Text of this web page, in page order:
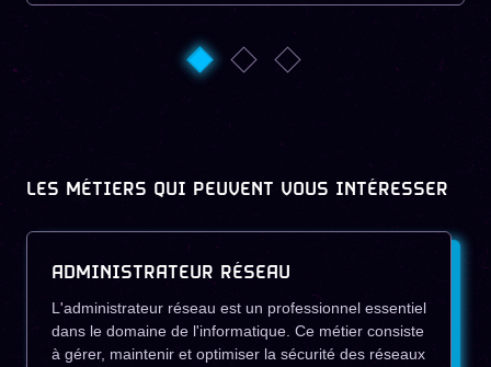
LES MÉTIERS QUI PEUVENT VOUS INTÉRESSER
ADMINISTRATEUR RÉSEAU
L'administrateur réseau est un professionnel essentiel
dans le domaine de l'informatique. Ce métier consiste
à gérer, maintenir et optimiser la sécurité des réseaux